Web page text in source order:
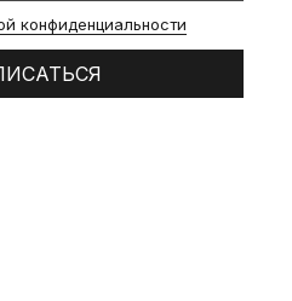
конфиденциальности